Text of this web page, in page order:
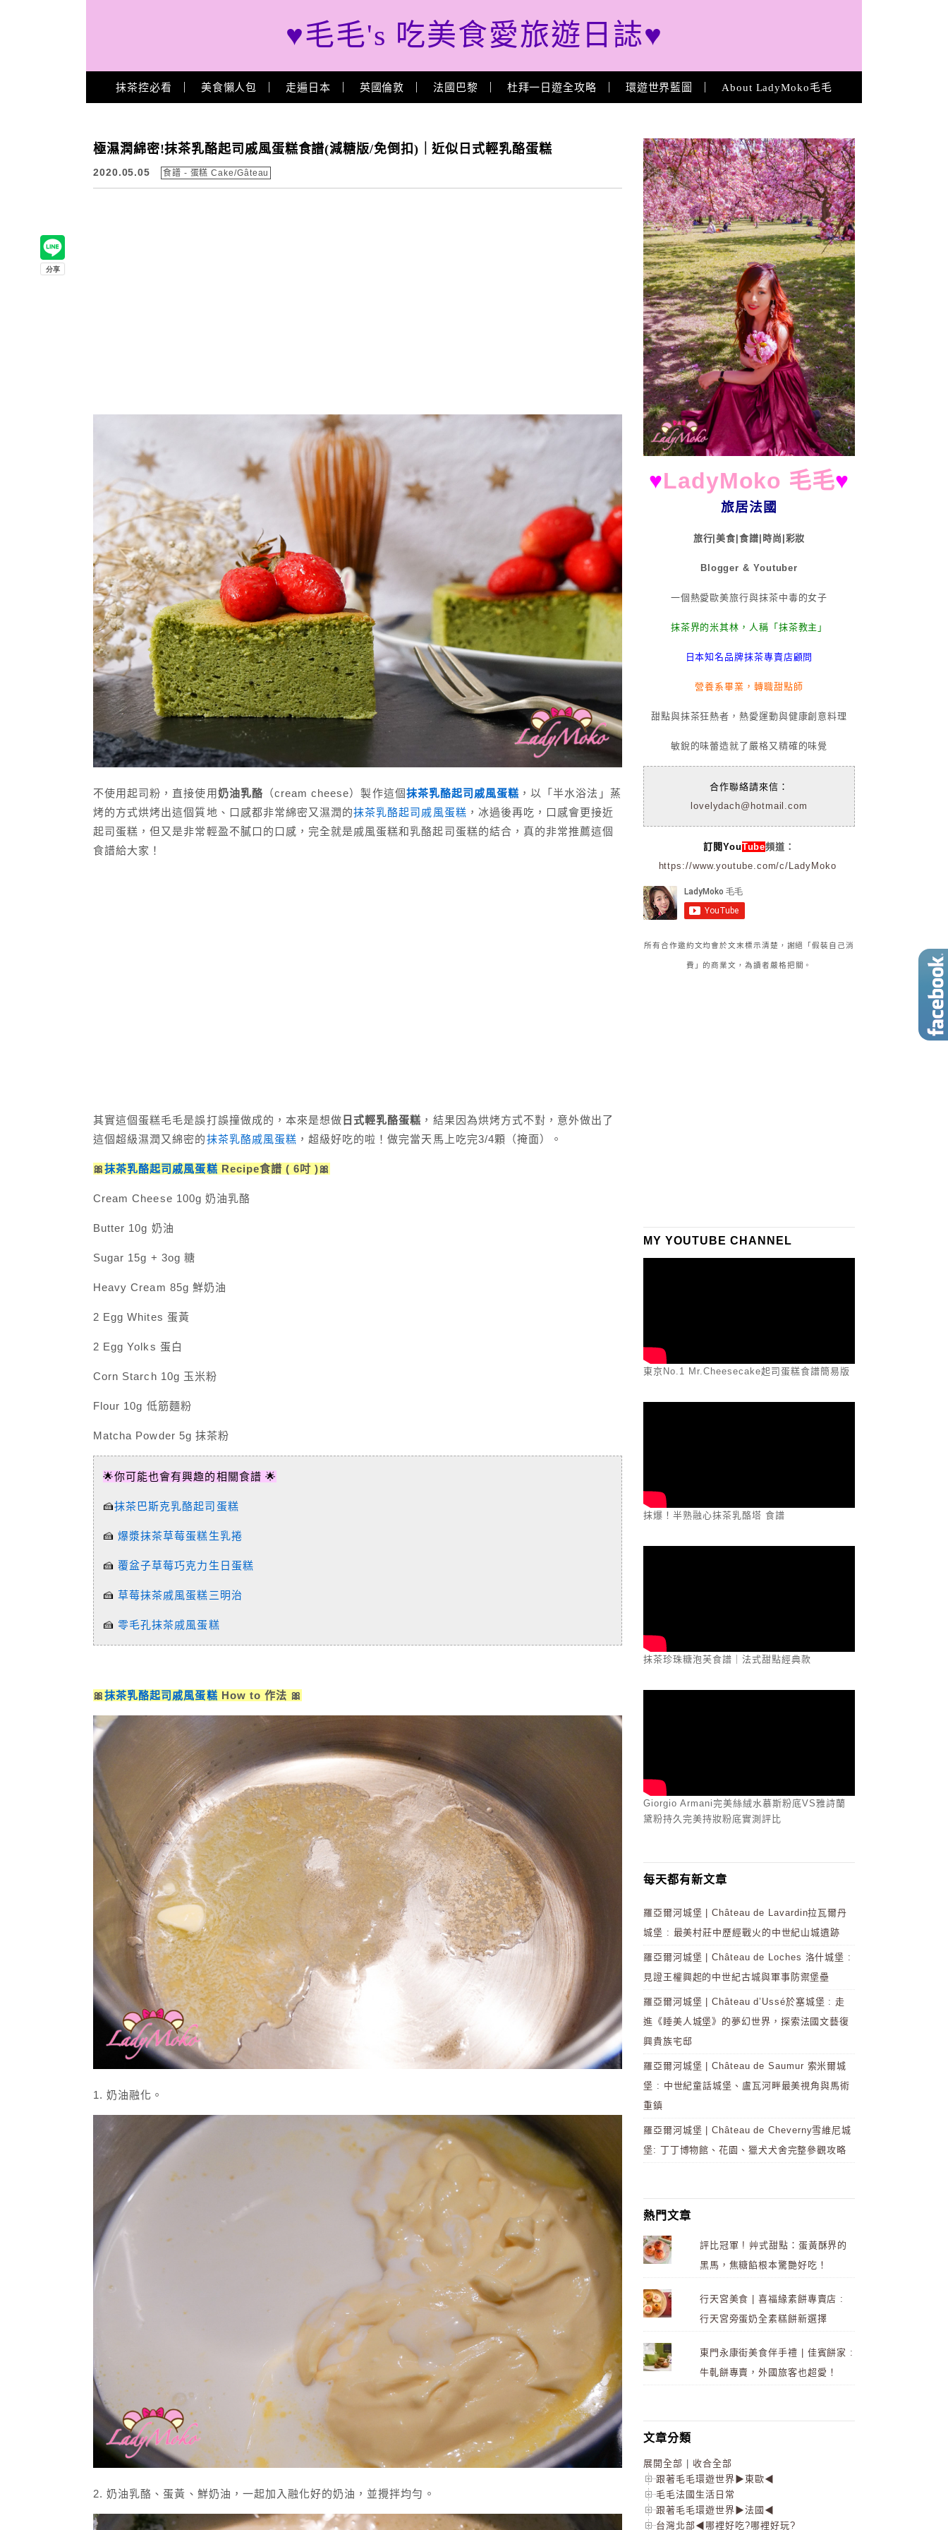
♥毛毛's 吃美食愛旅遊日誌♥
Main Menu
抹茶控必看 美食懶人包 走遍日本 英國倫敦 法國巴黎 杜拜一日遊全攻略 環遊世界藍圖 About LadyMoko毛毛
極濕潤綿密!抹茶乳酪起司戚風蛋糕食譜(減糖版/免倒扣)｜近似日式輕乳酪蛋糕
2020.05.05 食譜 - 蛋糕 Cake/Gâteau
不使用起司粉，直接使用奶油乳酪 （cream cheese）製作這個抹茶乳酪起司戚風蛋糕 ，以「半水浴法」蒸
烤的方式烘烤出這個質地、口感都非常綿密又濕潤的抹茶乳酪起司戚風蛋糕 ，冰過後再吃，口感會更接近
起司蛋糕，但又是非常輕盈不膩口的口感，完全就是戚風蛋糕和乳酪起司蛋糕的結合，真的非常推薦這個
食譜給大家！
其實這個蛋糕毛毛是誤打誤撞做成的，本來是想做 日式輕乳酪蛋糕 ，結果因為烘烤方式不對，意外做出了
這個超級濕潤又綿密的抹茶乳酪戚風蛋糕 ，超級好吃的啦！做完當天馬上吃完3/4顆（掩面）。
🎀抹茶乳酪起司戚風蛋糕 Recipe食譜 ( 6吋 )🎀
Cream Cheese 100g 奶油乳酪
Butter 10g 奶油
Sugar 15g + 3og 糖
Heavy Cream 85g 鮮奶油
2 Egg Whites 蛋黃
2 Egg Yolks 蛋白
Corn Starch 10g 玉米粉
Flour 10g 低筋麵粉
Matcha Powder 5g 抹茶粉
🌟你可能也會有興趣的相關食譜 🌟
🍰抹茶巴斯克乳酪起司蛋糕
🍰爆漿抹茶草莓蛋糕生乳捲
🍰覆盆子草莓巧克力生日蛋糕
🍰草莓抹茶戚風蛋糕三明治
🍰零毛孔抹茶戚風蛋糕
🎀抹茶乳酪起司戚風蛋糕 How to 作法 🎀
1. 奶油融化。
2. 奶油乳酪、蛋黃、鮮奶油，一起加入融化好的奶油，並攪拌均勻。
About
♥LadyMoko 毛毛♥
旅居法國
旅行|美食|食譜|時尚|彩妝
Blogger & Youtuber
一個熱愛歐美旅行與抹茶中毒的女子
抹茶界的米其林，人稱「抹茶教主」
日本知名品牌抹茶專賣店顧問
營養系畢業，轉職甜點師
甜點與抹茶狂熱者，熱愛運動與健康創意料理
敏銳的味蕾造就了嚴格又精確的味覺
合作聯絡請來信：
lovelydach@hotmail.com
訂閱YouTube頻道：
https://www.youtube.com/c/LadyMoko
所有合作邀約文均會於文末標示清楚，謝絕「假裝自己消
費」的商業文，為讀者嚴格把關。
MY YOUTUBE CHANNEL
東京No.1 Mr.Cheesecake起司蛋糕食譜簡易版
抹爆！半熟融心抹茶乳酪塔 食譜
抹茶珍珠糖泡芙食譜｜法式甜點經典款
Giorgio Armani完美絲絨水慕斯粉底VS雅詩蘭
黛粉持久完美持妝粉底實測評比
每天都有新文章
羅亞爾河城堡 | Château de Lavardin拉瓦爾丹
城堡 : 最美村莊中歷經戰火的中世紀山城遺跡
羅亞爾河城堡 | Château de Loches 洛什城堡 :
見證王權興起的中世紀古城與軍事防禦堡壘
羅亞爾河城堡 | Château d’Ussé於塞城堡 : 走
進《睡美人城堡》的夢幻世界，探索法國文藝復
興貴族宅邸
羅亞爾河城堡 | Château de Saumur 索米爾城
堡 : 中世紀童話城堡、盧瓦河畔最美視角與馬術
重鎮
羅亞爾河城堡 | Château de Cheverny雪維尼城
堡: 丁丁博物館、花園、獵犬犬舍完整參觀攻略
熱門文章
評比冠軍 ! 艸式甜點：蛋黃酥界的
黑馬，焦糖餡根本驚艷好吃！
行天宮美食 | 喜福緣素餅專賣店 :
行天宮旁蛋奶全素糕餅新選擇
東門永康街美食伴手禮 | 佳賓餅家 :
牛軋餅專賣，外國旅客也超愛！
文章分類
展開全部
收合全部
跟著毛毛環遊世界▶東歐◀
毛毛法國生活日常
跟著毛毛環遊世界▶法國◀
台灣北部◀哪裡好吃?哪裡好玩?